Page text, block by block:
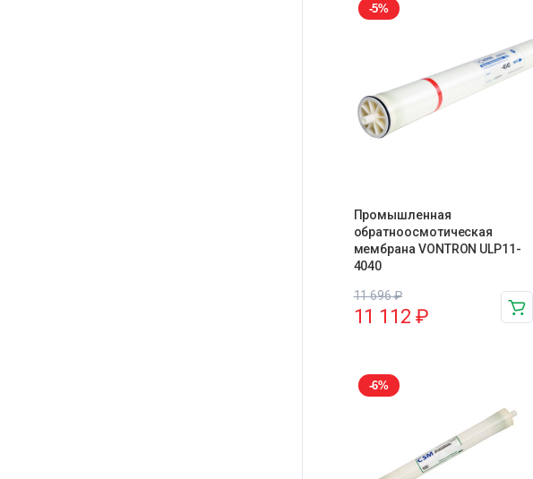
-5%
Промышленная
обратноосмотическая
мембрана VONTRON ULP11-
4040
11 696₽
11 112₽
-6%